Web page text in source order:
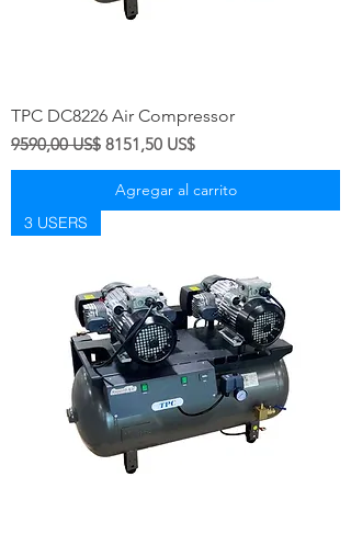
TPC DC8226 Air Compressor
Precio
9590,00 US$ Precio de oferta
8151,50 US$
Agregar al carrito
3 USERS